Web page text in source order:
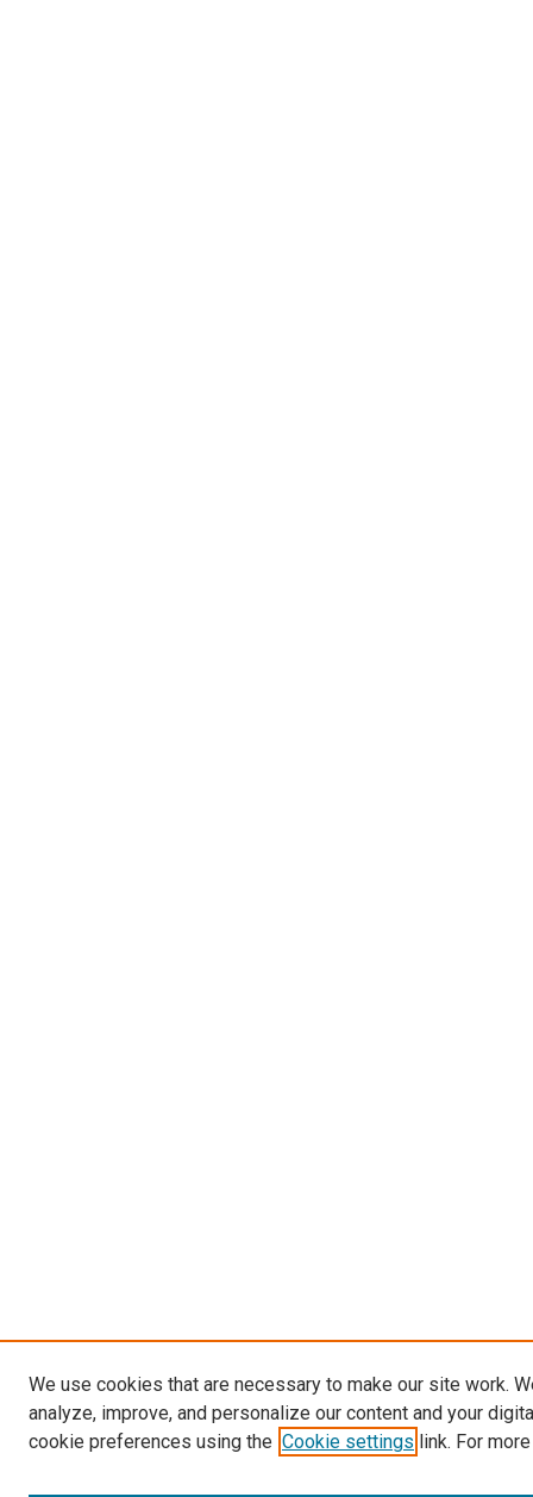
We use cookies that are necessary to make our site work.
analyze, improve, and personalize our content and your
cookie preferences using the Cookie settings link. For